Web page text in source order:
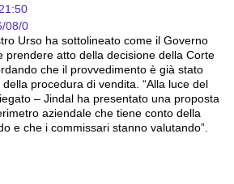
08/0
Urso ha sottolineato come il Governo
prendere atto della decisione della Corte
che il provvedimento è già stato
procedura di vendita. “Alla luce del
– Jindal ha presentato una proposta
aziendale che tiene conto della
e che i commissari stanno valutando”.